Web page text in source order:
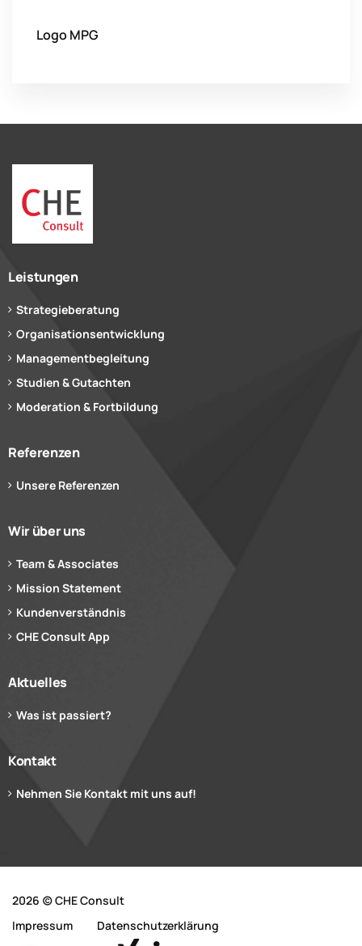
Logo MPG
Leistungen
Strategieberatung
Organisationsentwicklung
Managementbegleitung
Studien & Gutachten
Moderation & Fortbildung
Referenzen
Unsere Referenzen
Wir über uns
Team & Associates
Mission Statement
Kundenverständnis
CHE Consult App
Aktuelles
Was ist passiert?
Kontakt
Nehmen Sie Kontakt mit uns auf!
2026 (c) CHE Consult
Impressum
Datenschutzerklärung